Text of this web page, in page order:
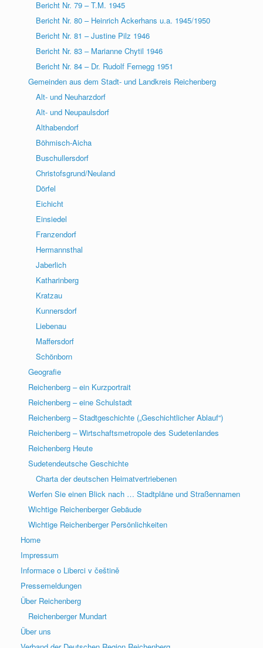
Bericht Nr. 79 – T.M. 1945
Bericht Nr. 80 – Heinrich Ackerhans u.a. 1945/1950
Bericht Nr. 81 – Justine Pilz 1946
Bericht Nr. 83 – Marianne Chytil 1946
Bericht Nr. 84 – Dr. Rudolf Fernegg 1951
Gemeinden aus dem Stadt- und Landkreis Reichenberg
Alt- und Neuharzdorf
Alt- und Neupaulsdorf
Althabendorf
Böhmisch-Aicha
Buschullersdorf
Christofsgrund/Neuland
Dörfel
Eichicht
Einsiedel
Franzendorf
Hermannsthal
Jaberlich
Katharinberg
Kratzau
Kunnersdorf
Liebenau
Maffersdorf
Schönborn
Geografie
Reichenberg – ein Kurzportrait
Reichenberg – eine Schulstadt
Reichenberg – Stadtgeschichte („Geschichtlicher Ablauf“)
Reichenberg – Wirtschaftsmetropole des Sudetenlandes
Reichenberg Heute
Sudetendeutsche Geschichte
Charta der deutschen Heimatvertriebenen
Werfen Sie einen Blick nach … Stadtpläne und Straßennamen
Wichtige Reichenberger Gebäude
Wichtige Reichenberger Persönlichkeiten
Home
Impressum
Informace o Liberci v češtině
Pressemeldungen
Über Reichenberg
Reichenberger Mundart
Über uns